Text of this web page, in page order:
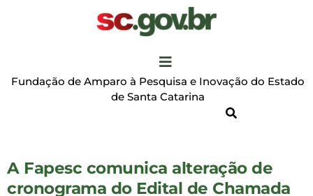
Fundação de Amparo à Pesquisa e Inovação do Estado
de Santa Catarina
A Fapesc comunica alteração de
cronograma do Edital de Chamada